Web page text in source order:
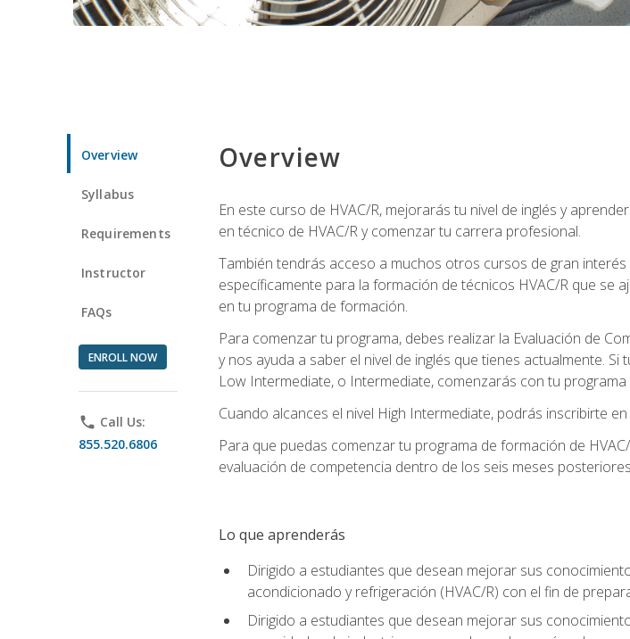
Overview
Syllabus
Requirements
Instructor
FAQs
ENROLL NOW
phone Call Us:
855.520.6806
Overview
En este curso de HVAC/R, mejorarás tu nivel de inglés y
en técnico de HVAC/R y comenzar tu carrera profesional.
También tendrás acceso a muchos otros cursos de gran
específicamente para la formación de técnicos HVAC/R que se
en tu programa de formación.
Para comenzar tu programa, debes realizar la Evaluación de
y nos ayuda a saber el nivel de inglés que tienes actualmente.
Low Intermediate, o Intermediate, comenzarás con tu
Cuando alcances el nivel High Intermediate, podrás inscribirte
Para que puedas comenzar tu programa de formación de
evaluación de competencia dentro de los seis meses
Lo que aprenderás
Dirigido a estudiantes que desean mejorar sus
acondicionado y refrigeración (HVAC/R) con el fin de
Dirigido a estudiantes que desean mejorar sus